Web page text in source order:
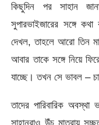
কিছুদিন পর সাহান
সুপারভাইজারের সঙ্গে
দেখল, তাহলে আরো তিন
আবার তাকে সঙ্গে নিয়ে
যাচ্ছে। তখন সে ভাবল –
তাদের পারিবারিক অবস্থা
সাহানরাও উঁচু মাত্রায়